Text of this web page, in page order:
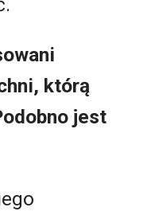
którą
jest